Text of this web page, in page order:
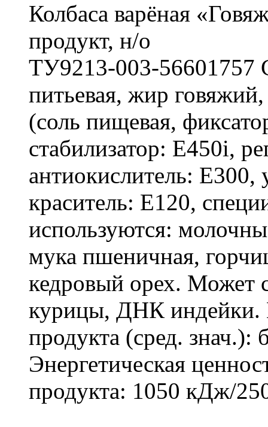
Колбаса варёная
продукт, н/о
ТУ9213-003-56601757
питьевая, жир
(соль пищевая,
стабилизатор: Е450i,
антиокислитель: Е300,
краситель: Е120,
используются:
мука пшеничная,
кедровый орех.
курицы, ДНК индейки.
продукта (сред. знач.):
Энергетическая
продукта: 1050 кДж/